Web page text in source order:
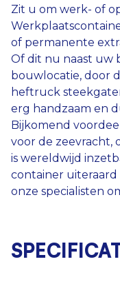
Zit u om werk- of
of permanente
Of dit nu naast uw
bouwlocatie, door
heftruck
erg handzaam en
Bijkomend
voor de zeevracht,
is wereldwijd
container uiteraard
onze specialisten